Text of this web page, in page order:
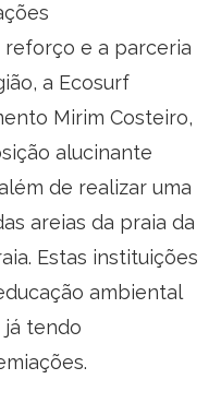
e a parceria
a Ecosurf
Mirim Costeiro,
alucinante
de realizar uma
areias da praia da
Estas instituições
ambiental
tendo